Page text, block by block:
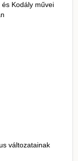
és Kodály művei
változatainak